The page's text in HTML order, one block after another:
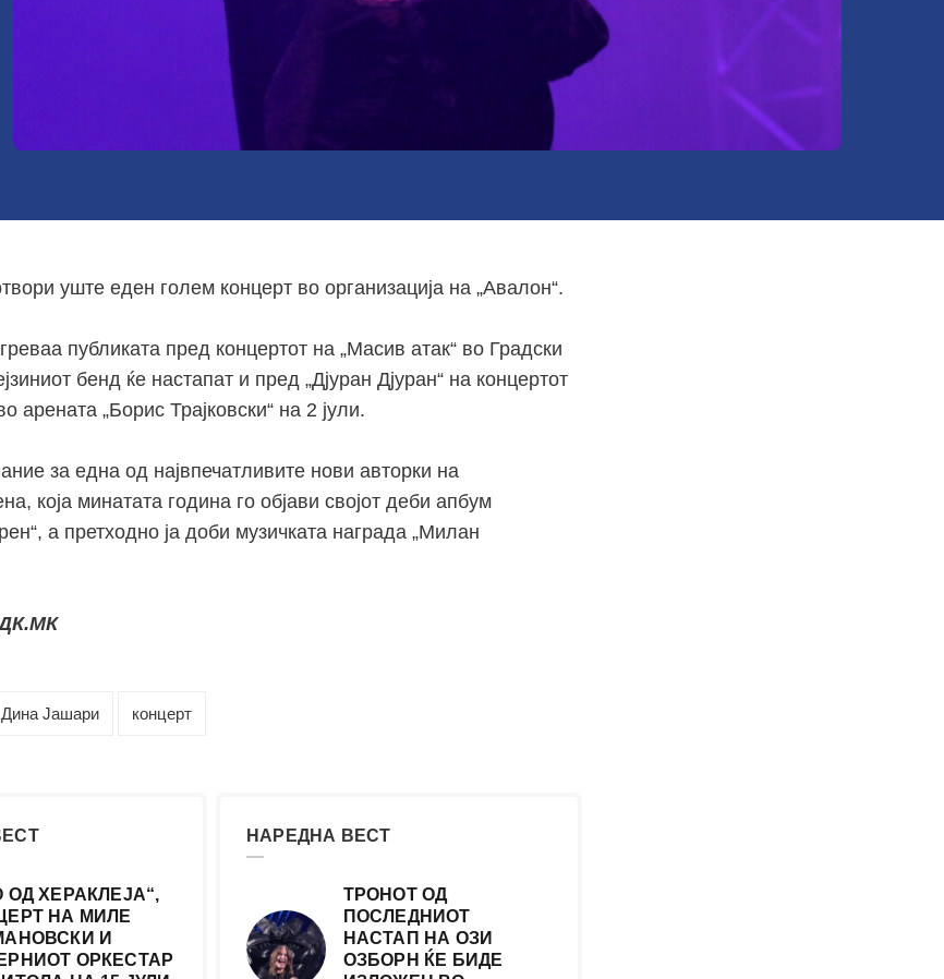
уште еден голем концерт во организација на „Авалон“.
публиката пред концертот на „Масив атак“ во Градски
бенд ќе настапат и пред „Дјуран Дјуран“ на концертот
арената „Борис Трајковски“ на 2 јули.
за една од највпечатливите нови авторки на
која минатата година го објави својот деби апбум
а претходно ја доби музичката награда „Милан
Дина Јашари концерт
ОД ХЕРАКЛЕЈА“,
НА МИЛЕ
И
ОРКЕСТАР
НАРЕДНА ВЕСТ
ТРОНОТ ОД
ПОСЛЕДНИОТ
НАСТАП НА ОЗИ
ОЗБОРН ЌЕ БИДЕ